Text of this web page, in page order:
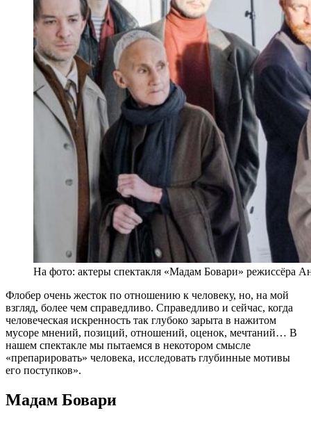
На фото: актеры спектакля «Мадам Бовари» режиссёра
Флобер очень жесток по отношению к человеку, но, на мой
взгляд, более чем справедливо. Справедливо и сейчас, когда
человеческая искренность так глубоко зарыта в нажитом
мусоре мнений, позиций, отношений, оценок, мечтаний… В
нашем спектакле мы пытаемся в некотором смысле
«препарировать» человека, исследовать глубинные мотивы
его поступков».
Мадам Бовари